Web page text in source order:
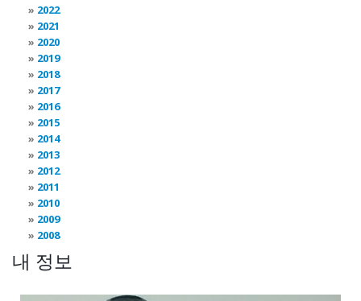
2022
2021
2020
2019
2018
2017
2016
2015
2014
2013
2012
2011
2010
2009
2008
내 정보